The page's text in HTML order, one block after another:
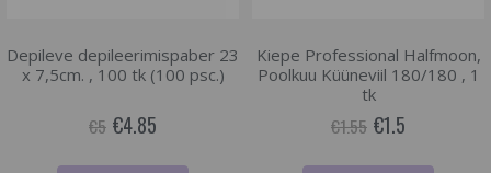
Depileve depileerimispaber 23
x 7,5cm. , 100 tk (100 psc.)
€5 €4.85
Kiepe Professional Halfmoon,
Poolkuu Küüneviil 180/180 , 1
tk
€1.55 €1.5